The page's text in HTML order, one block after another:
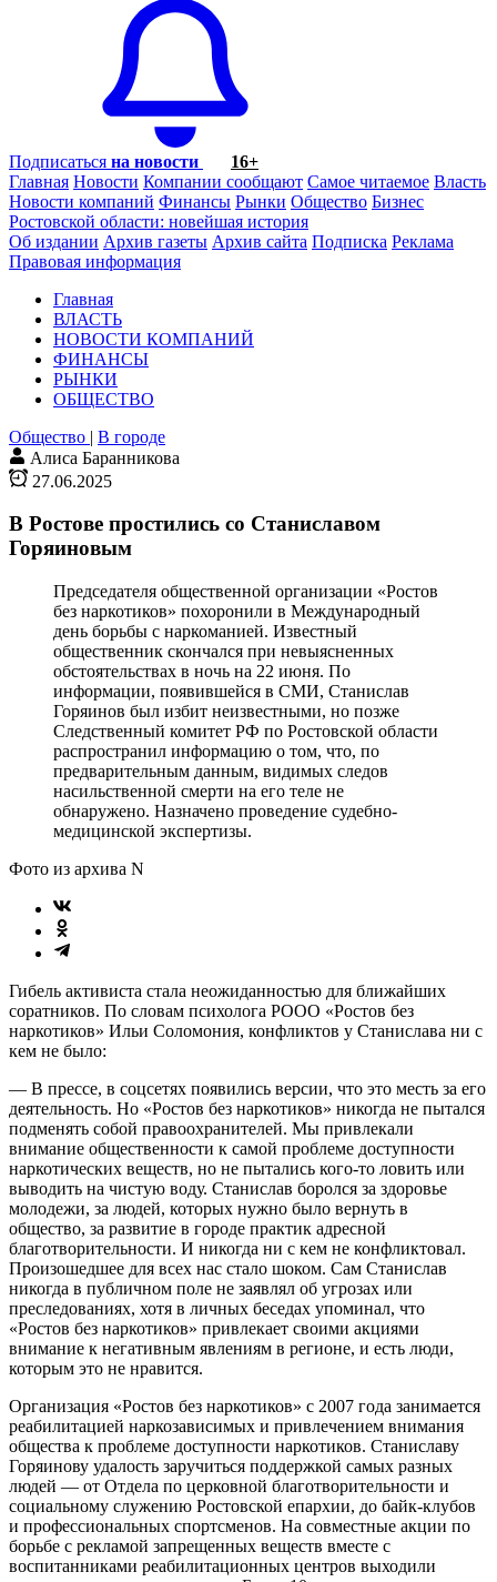
Подписаться на новости
16+
Главная Новости Компании сообщают Самое читаемое Власть
Новости компаний Финансы Рынки Общество Бизнес
Ростовской области: новейшая история
Об издании Архив газеты Архив сайта Подписка Реклама
Правовая информация
Главная
ВЛАСТЬ
НОВОСТИ КОМПАНИЙ
ФИНАНСЫ
РЫНКИ
ОБЩЕСТВО
Общество | В городе
Алиса Баранникова
27.06.2025
В Ростове простились со Станиславом
Горяиновым
Председателя общественной организации «Ростов
без наркотиков» похоронили в Международный
день борьбы с наркоманией. Известный
общественник скончался при невыясненных
обстоятельствах в ночь на 22 июня. По
информации, появившейся в СМИ, Станислав
Горяинов был избит неизвестными, но позже
Следственный комитет РФ по Ростовской области
распространил информацию о том, что, по
предварительным данным, видимых следов
насильственной смерти на его теле не
обнаружено. Назначено проведение судебно-
медицинской экспертизы.
Фото из архива N
Гибель активиста стала неожиданностью для ближайших
соратников. По словам психолога РООО «Ростов без
наркотиков» Ильи Соломония, конфликтов у Станислава ни с
кем не было:
— В прессе, в соцсетях появились версии, что это месть за его
деятельность. Но «Ростов без наркотиков» никогда не пытался
подменять собой правоохранителей. Мы привлекали
внимание общественности к самой проблеме доступности
наркотических веществ, но не пытались кого-то ловить или
выводить на чистую воду. Станислав боролся за здоровье
молодежи, за людей, которых нужно было вернуть в
общество, за развитие в городе практик адресной
благотворительности. И никогда ни с кем не конфликтовал.
Произошедшее для всех нас стало шоком. Сам Станислав
никогда в публичном поле не заявлял об угрозах или
преследованиях, хотя в личных беседах упоминал, что
«Ростов без наркотиков» привлекает своими акциями
внимание к негативным явлениям в регионе, и есть люди,
которым это не нравится.
Организация «Ростов без наркотиков» с 2007 года занимается
реабилитацией наркозависимых и привлечением внимания
общества к проблеме доступности наркотиков. Станиславу
Горяинову удалость заручиться поддержкой самых разных
людей — от Отдела по церковной благотворительности и
социальному служению Ростовской епархии, до байк-клубов
и профессиональных спортсменов. На совместные акции по
борьбе с рекламой запрещенных веществ вместе с
воспитанниками реабилитационных центров выходили